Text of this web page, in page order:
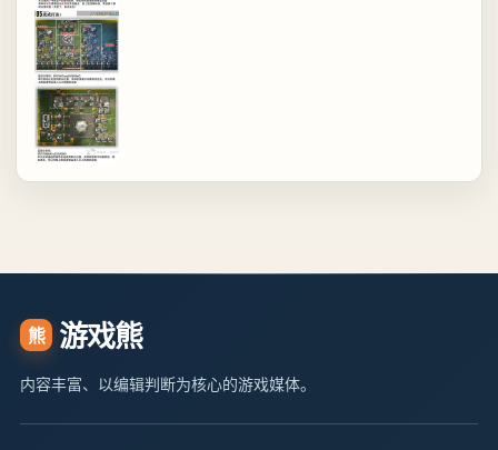
熊 游戏熊
内容丰富、以编辑判断为核心的游戏媒体。